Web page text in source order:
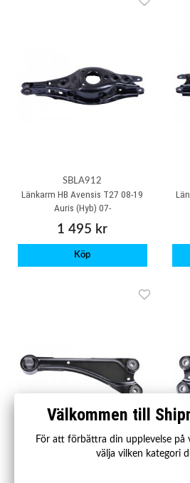
SBLA912
Länkarm HB Avensis T27 08-19
Auris (Hyb) 07-
1 495 kr
Köp
Välkommen till
För att förbättra din upplevelse på
välja vilken kategori